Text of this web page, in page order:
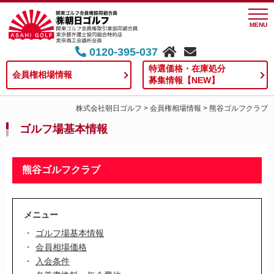
MENU
0120-395-037
会員権相場情報
特選価格・在庫処分
募集情報【NEW】
株式会社朝日ゴルフ > 会員権相場情報 > 熊谷ゴルフクラブ
ゴルフ場基本情報
熊谷ゴルフクラブ
メニュー
ゴルフ場基本情報
会員相場価格
入会条件